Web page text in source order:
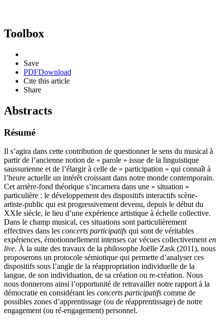
Toolbox
Save
PDFDownload
Cite this article
Share
Abstracts
Résumé
Il s’agira dans cette contribution de questionner le sens du musical à
partir de l’ancienne notion de « parole » issue de la linguistique
saussurienne et de l’élargir à celle de « participation » qui connaît à
l’heure actuelle un intérêt croissant dans notre monde contemporain.
Cet arrière-fond théorique s’incarnera dans une « situation »
particulière : le développement des dispositifs interactifs scène-
artiste-public qui est progressivement devenu, depuis le début du
XXIe siècle, le lieu d’une expérience artistique à échelle collective.
Dans le champ musical, ces situations sont particulièrement
effectives dans les concerts participatifs qui sont de véritables
expériences, émotionnellement intenses car vécues collectivement en
live. À la suite des travaux de la philosophe Joëlle Zask (2011), nous
proposerons un protocole sémiotique qui permette d’analyser ces
dispositifs sous l’angle de la réappropriation individuelle de la
langue, de son individuation, de sa création ou re-création. Nous
nous donnerons ainsi l’opportunité de retravailler notre rapport à la
démocratie en considérant les concerts participatifs comme de
possibles zones d’apprentissage (ou de réapprentissage) de notre
engagement (ou ré-engagement) personnel.